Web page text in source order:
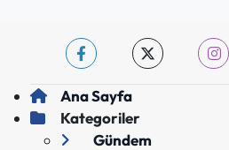
Ana Sayfa
Kategoriler
Gündem